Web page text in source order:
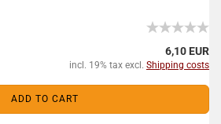
6,10 EUR
incl. 19% tax excl. Shipping costs
ADD TO CART